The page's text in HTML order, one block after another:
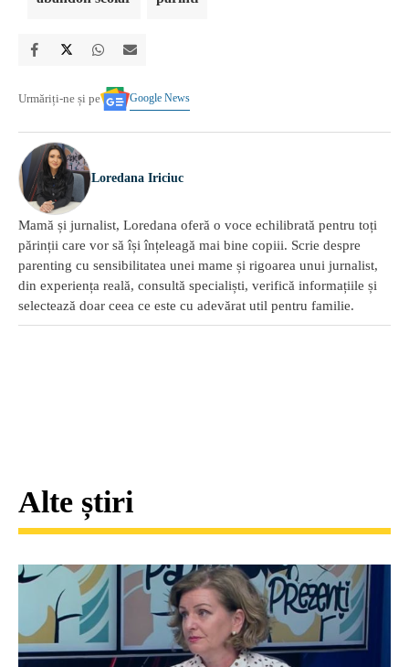
Urmăriți-ne și pe Google News
Loredana Iriciuc
Mamă și jurnalist, Loredana oferă o voce echilibrată pentru toți
părinții care vor să își înțeleagă mai bine copiii. Scrie despre
parenting cu sensibilitatea unei mame și rigoarea unui jurnalist,
din experiența reală, consultă specialiști, verifică informațiile și
selectează doar ceea ce este cu adevărat util pentru familie.
Alte știri